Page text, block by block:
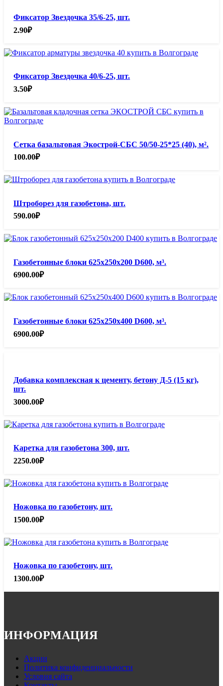
Фиксатор Звездочка 35/6-25, шт.
2.90₽
Фиксатор Звездочка 40/6-25, шт.
3.50₽
Сетка базальтовая Экострой-СБС 50/50-25*25 (40), м².
100.00₽
Штроборез для газобетона, шт.
590.00₽
Газобетонные блоки 625х250х200 D600, м³.
6900.00₽
Газобетонные блоки 625х250х400 D600, м³.
6900.00₽
Добавка комплексная к цементу, бетону Д-5 (15 кг),
шт.
3000.00₽
Каретка для газобетона 300, шт.
2250.00₽
Ножовка по газобетону, шт.
1500.00₽
Ножовка по газобетону, шт.
1300.00₽
ИНФОРМАЦИЯ
Акции
Политика конфиденциальности
Условия сайта